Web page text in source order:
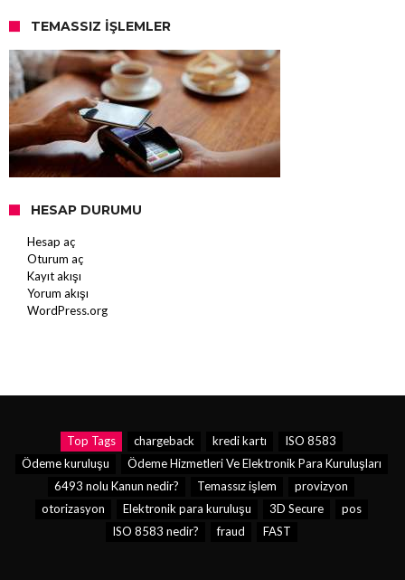
TEMASSIZ İŞLEMLER
HESAP DURUMU
Hesap aç
Oturum aç
Kayıt akışı
Yorum akışı
WordPress.org
Top Tags chargeback kredi kartı
ISO 8583
Ödeme kuruluşu
Ödeme Hizmetleri Ve Elektronik Para Kuruluşları
6493 nolu Kanun nedir?
Temassız işlem
provizyon
otorizasyon
Elektronik para kuruluşu 3D Secure
pos
ISO 8583 nedir?
fraud FAST